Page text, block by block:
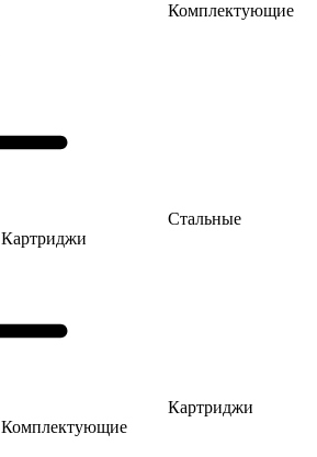
Комплектующие
Стальные
Картриджи
Картриджи
Комплектующие